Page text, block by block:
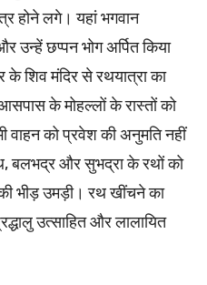
होने लगे। यहां भगवान
उन्हें छप्पन भोग अर्पित किया
शिव मंदिर से रथयात्रा का
के मोहल्लों के रास्तों को
वाहन को प्रवेश की अनुमति नहीं
बलभद्र और सुभद्रा के रथों को
भीड़ उमड़ी। रथ खींचने का
उत्साहित और लालायित